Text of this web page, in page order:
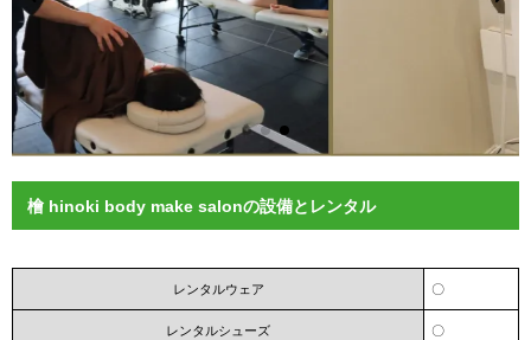
檜 hinoki body make salonの設備とレンタル
レンタルウェア 〇
レンタルシューズ 〇